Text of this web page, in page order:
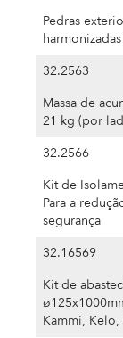
Pedras
32.2563
Massa de
21 kg (por
32.2566
Kit de
Para a
segurança
32.16569
Kit de
Kammi, Kelo,